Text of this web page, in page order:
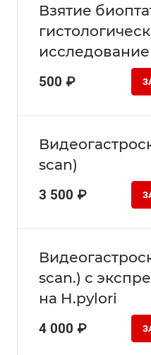
Взятие
исследование
500 ₽
sсan)
3 500 ₽
scan.) с
на H.pylori
4 000 ₽